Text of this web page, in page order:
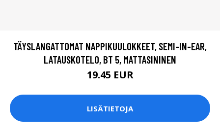
TÄYSLANGATTOMAT NAPPIKUULOKKEET, SEMI-IN-EAR,
LATAUSKOTELO, BT 5, MATTASININEN
19.45 EUR
LISÄTIETOJA